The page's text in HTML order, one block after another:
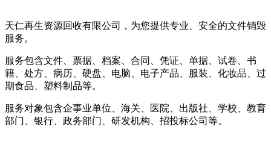
天仁再生资源回收有限公司，为您提供专业、安全的文件销毁
服务。
服务包含文件、票据、档案、合同、凭证、单据、试卷、书
籍、处方、病历、硬盘、电脑、电子产品、服装、化妆品、过
期食品、塑料制品等。
服务对象包含企事业单位、海关、医院、出版社、学校、教育
部门、银行、政务部门、研发机构、招投标公司等。